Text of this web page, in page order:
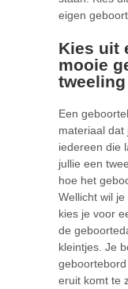
eigen
Kies uit
mooie
tweeling
Een
materiaal dat
iedereen die
jullie een
hoe het
Wellicht wil
kies je voor
de
kleintjes. Je
eruit komt te